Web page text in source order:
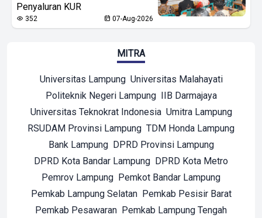
Penyaluran KUR
352 07-Aug-2026
MITRA
Universitas Lampung Universitas Malahayati
Politeknik Negeri Lampung IIB Darmajaya
Universitas Teknokrat Indonesia Umitra Lampung
RSUDAM Provinsi Lampung TDM Honda Lampung
Bank Lampung DPRD Provinsi Lampung
DPRD Kota Bandar Lampung DPRD Kota Metro
Pemrov Lampung Pemkot Bandar Lampung
Pemkab Lampung Selatan Pemkab Pesisir Barat
Pemkab Pesawaran Pemkab Lampung Tengah